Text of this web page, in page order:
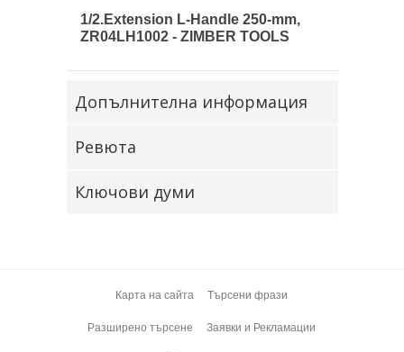
1/2.Extension L-Handle 250-mm,
ZR04LH1002 - ZIMBER TOOLS
Допълнителна информация
Ревюта
Ключови думи
Карта на сайта Търсени фрази
Разширено търсене Заявки и Рекламации